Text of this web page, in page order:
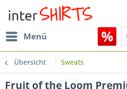
Menü
Übersicht Sweats
Fruit of the Loom